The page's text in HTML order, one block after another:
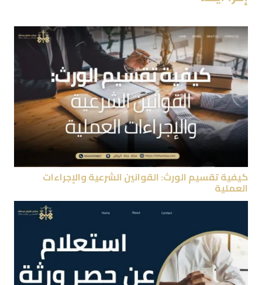
كيفية تقسيم الورث: القوانين الشرعية والإجراءات
العملية